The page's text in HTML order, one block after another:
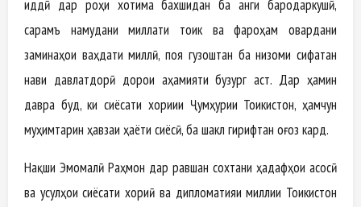
ҷиддӣ дар роҳи хотима бахшидан ба ҷанги бародаркушӣ,
сарҷамъ намудани миллати тоҷик ва фароҳам овардани
заминаҳои ваҳдати миллӣ, поя гузоштан ба низоми сифатан
нави давлатдорӣ дорои аҳамияти бузург аст. Дар ҳамин
давра буд, ки сиёсати хориҷии Ҷумҳурии Тоҷикистон, ҳамчун
муҳимтарин ҳавзаи ҳаёти сиёсӣ, ба шакл гирифтан оғоз кард.
Нақши Эмомалӣ Раҳмон дар равшан сохтани ҳадафҳои асосӣ
ва усулҳои сиёсати хориҷӣ ва дипломатияи миллии Тоҷикистон